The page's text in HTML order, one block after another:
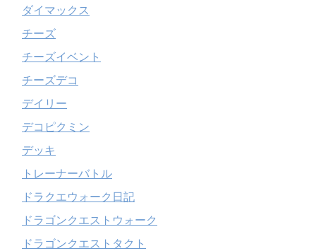
ダイマックス
チーズ
チーズイベント
チーズデコ
デイリー
デコピクミン
デッキ
トレーナーバトル
ドラクエウォーク日記
ドラゴンクエストウォーク
ドラゴンクエストタクト